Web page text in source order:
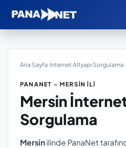
Ana Sayfa›İnternet Altyapı Sorgulama›
PANANET – MERSIN İLI
Mersin
Sorgulama
Mersinilinde PanaNet